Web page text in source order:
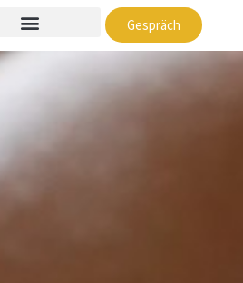
Gespräch